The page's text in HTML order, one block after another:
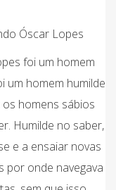
Óscar Lopes
foi um homem
um homem humilde
homens sábios
Humilde no saber,
e a ensaiar novas
por onde navegava